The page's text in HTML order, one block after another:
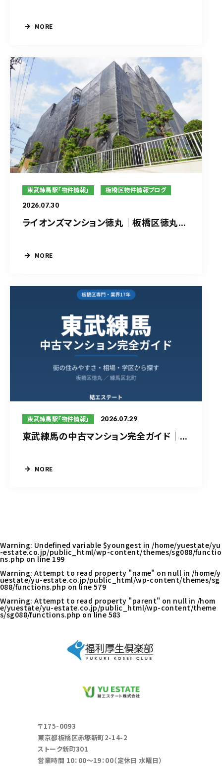
MORE
東武練馬駅「物件情報」 板橋区物件情報ブログ
2026.07.30
ライオンズマンション徳丸｜板橋区徳丸...
MORE
東武練馬駅「物件情報」 2026.07.29
東武練馬の中古マンション完全ガイド｜...
MORE
Warning: Undefined variable $youngest in /home/yuestate/yu
-estate.co.jp/public_html/wp-content/themes/sg088/functio
ns.php on line199
Warning: Attempt to read property "name" on null in /home/y
uestate/yu-estate.co.jp/public_html/wp-content/themes/sg
088/functions.php on line 579
Warning: Attempt to read property "parent" on null in /hom
e/yuestate/yu-estate.co.jp/public_html/wp-content/theme
s/sg088/functions.php on line 583
〒175-0093
東京都板橋区赤塚新町2-14-2
ストーク新町301
営業時間 10：00～19：00（定休日 水曜日）